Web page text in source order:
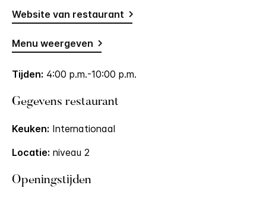
Website van restaurant
Menu weergeven
Tijden: 4:00 p.m.-10:00 p.m.
Gegevens restaurant
Keuken: Internationaal
Locatie: niveau 2
Openingstijden